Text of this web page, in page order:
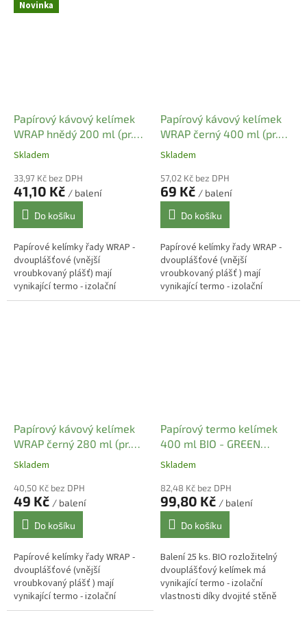
řady PREMIUM a...
Novinka
Papírový kávový kelímek
WRAP hnědý 200 ml (pr.
72 mm) (25 ks)
Skladem
33,97 Kč bez DPH
41,10 Kč / balení
Do košíku
Papírové kelímky řady WRAP -
dvouplášťové (vnější
vroubkovaný plášť) mají
vynikající termo - izolační
vlastnosti díky dvojité stěně
Papírový kávový kelímek
WRAP černý 400 ml (pr.
Skladem
57,02 Kč bez DPH
69 Kč / balení
Do košíku
Papírové kelímky řady WRAP -
dvouplášťové (vnější
vroubkovaný plášť ) mají
vynikající termo - izolační
vlastnosti díky dvojité stěně
Papírový kávový kelímek
WRAP černý 280 ml (pr.
80 mm) (25 ks)
Skladem
40,50 Kč bez DPH
49 Kč / balení
Do košíku
Papírové kelímky řady WRAP -
dvouplášťové (vnější
vroubkovaný plášť ) mají
vynikající termo - izolační
vlastnosti díky dvojité stěně
Papírový termo kelímek
400 ml BIO - GREEN
Skladem
82,48 Kč bez DPH
99,80 Kč / balení
Do košíku
Balení 25 ks. BIO rozložitelný
dvouplášťový kelímek má
vynikající termo - izolační
vlastnosti díky dvojité stěně